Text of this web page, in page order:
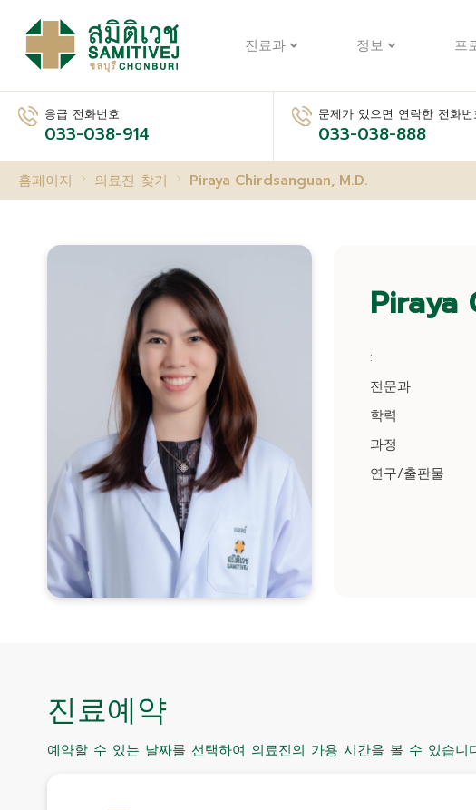
진료과 정보 프
응급 전화번호
033-038-914
문제가 있으면 연락한 전화번
033-038-888
홈페이지 의료진 찾기 Piraya Chirdsanguan, M.D.
Piraya
:
전문과
학력
과정
연구/출판물
진료예약
예약할 수 있는 날짜를 선택하여 의료진의 가용 시간을 볼 수 있습니